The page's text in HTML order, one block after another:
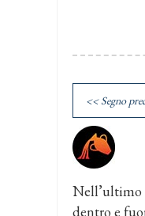
<< Segno
Nell’ultimo
dentro e